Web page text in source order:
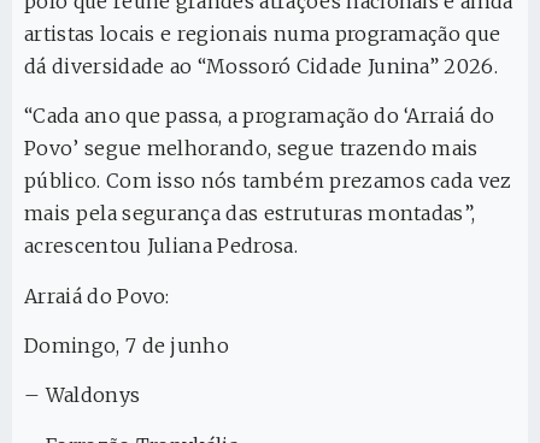
artistas locais e regionais numa programação que
dá diversidade ao “Mossoró Cidade Junina” 2026.
“Cada ano que passa, a programação do ‘Arraiá do
Povo’ segue melhorando, segue trazendo mais
público. Com isso nós também prezamos cada vez
mais pela segurança das estruturas montadas”,
acrescentou Juliana Pedrosa.
Arraiá do Povo:
Domingo, 7 de junho
– Waldonys